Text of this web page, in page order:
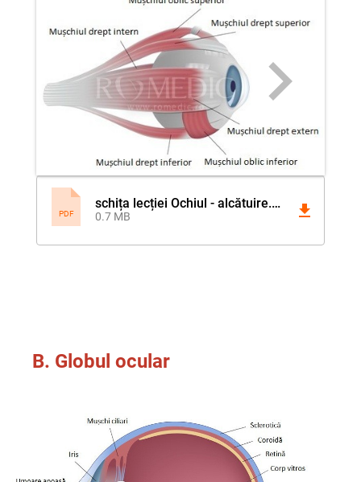
PDF
schița lecției Ochiul - alcătuire.pdf
0.7 MB
B. Globul ocular